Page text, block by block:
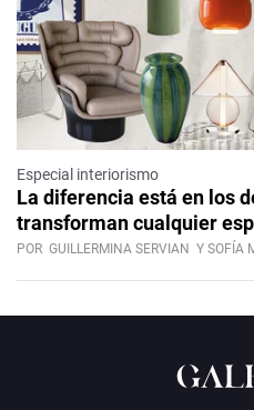
Especial interiorismo
La diferencia está en los
transforman cualquier
POR GUILLERMINA SERVIAN Y SOFÍA